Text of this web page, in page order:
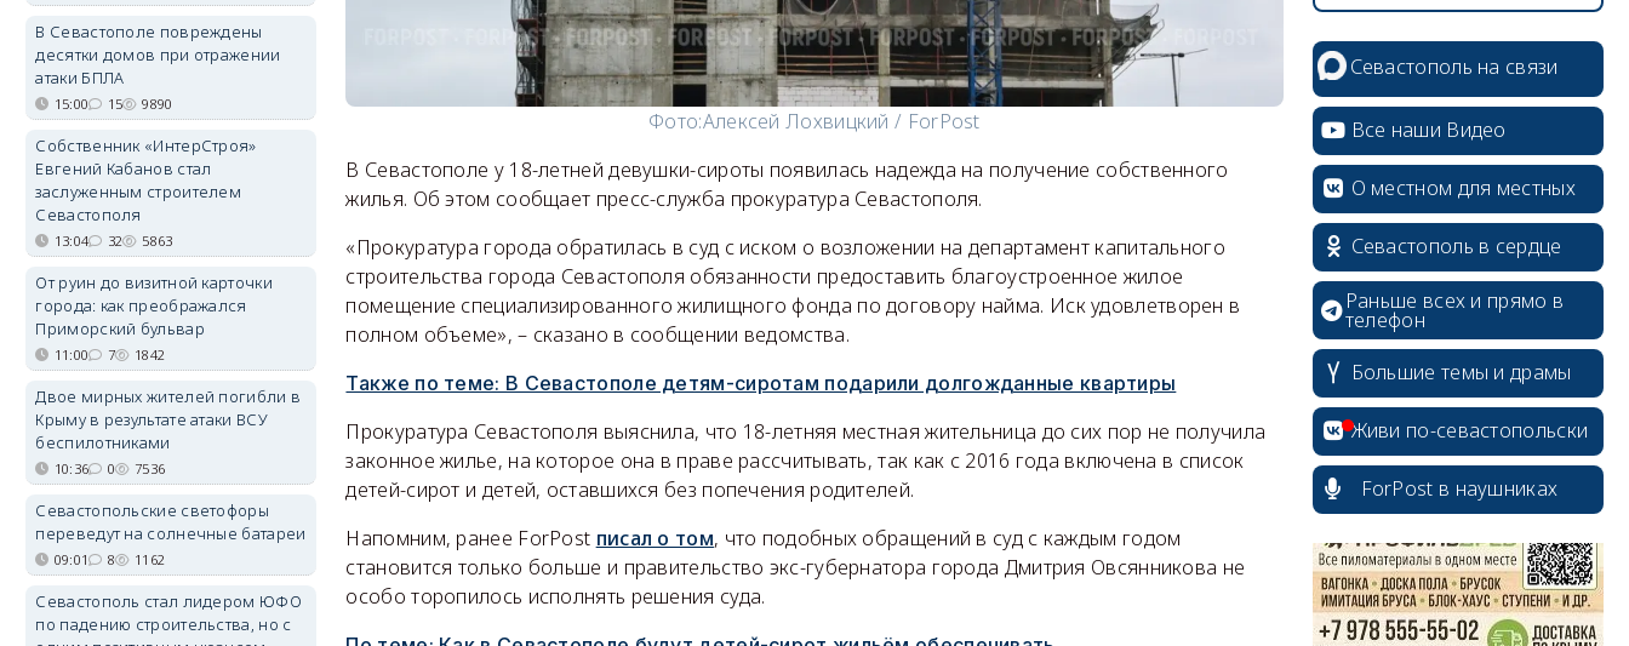
Фото:Алексей Лохвицкий / ForPost
В Севастополе у 18-летней девушки-сироты появилась надежда на получение собственного
жилья. Об этом сообщает пресс-служба прокуратура Севастополя.
«Прокуратура города обратилась в суд с иском о возложении на департамент капитального
строительства города Севастополя обязанности предоставить благоустроенное жилое
помещение специализированного жилищного фонда по договору найма. Иск удовлетворен в
полном объеме», – сказано в сообщении ведомства.
Также по теме: В Севастополе детям-сиротам подарили долгожданные квартиры
Прокуратура Севастополя выяснила, что 18-летняя местная жительница до сих пор не получила
законное жилье, на которое она в праве рассчитывать, так как с 2016 года включена в список
детей-сирот и детей, оставшихся без попечения родителей.
Напомним, ранее ForPost писал о том, что подобных обращений в суд с каждым годом
становится только больше и правительство экс-губернатора города Дмитрия Овсянникова не
особо торопилось исполнять решения суда.
В Севастополе повреждены
десятки домов при отражении
атаки БПЛА
15:00 15 9890
Собственник «ИнтерСтроя»
Евгений Кабанов стал
заслуженным строителем
Севастополя
13:04 32 5863
От руин до визитной карточки
города: как преображался
Приморский бульвар
11:00 7 1842
Двое мирных жителей погибли в
Крыму в результате атаки ВСУ
беспилотниками
10:36 0 7536
Севастопольские светофоры
переведут на солнечные батареи
09:01 8 1162
Севастополь стал лидером ЮФО
по падению строительства, но с
Севастополь на связи
Все наши Видео
О местном для местных
Севастополь в сердце
Раньше всех и прямо в
телефон
Большие темы и драмы
Живи по-севастопольски
ForPost в наушниках
erid: 2SDnjcrDNw6
erid: 2SDnjdPjgYS